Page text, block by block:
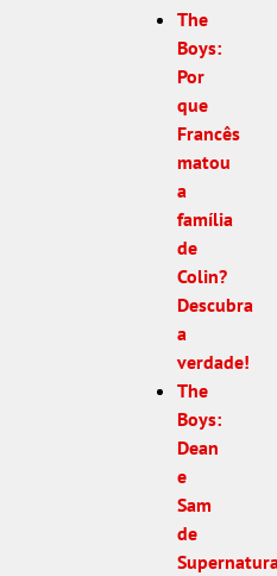
The
Boys:
Por
que
Francês
matou
a
família
de
Colin?
Descubra
a
verdade!
The
Boys:
Dean
e
Sam
de